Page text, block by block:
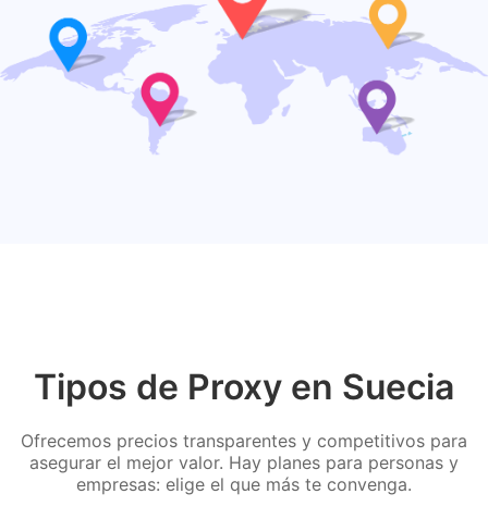
Tipos de Proxy en Suecia
Ofrecemos precios transparentes y competitivos para
asegurar el mejor valor. Hay planes para personas y
empresas: elige el que más te convenga.